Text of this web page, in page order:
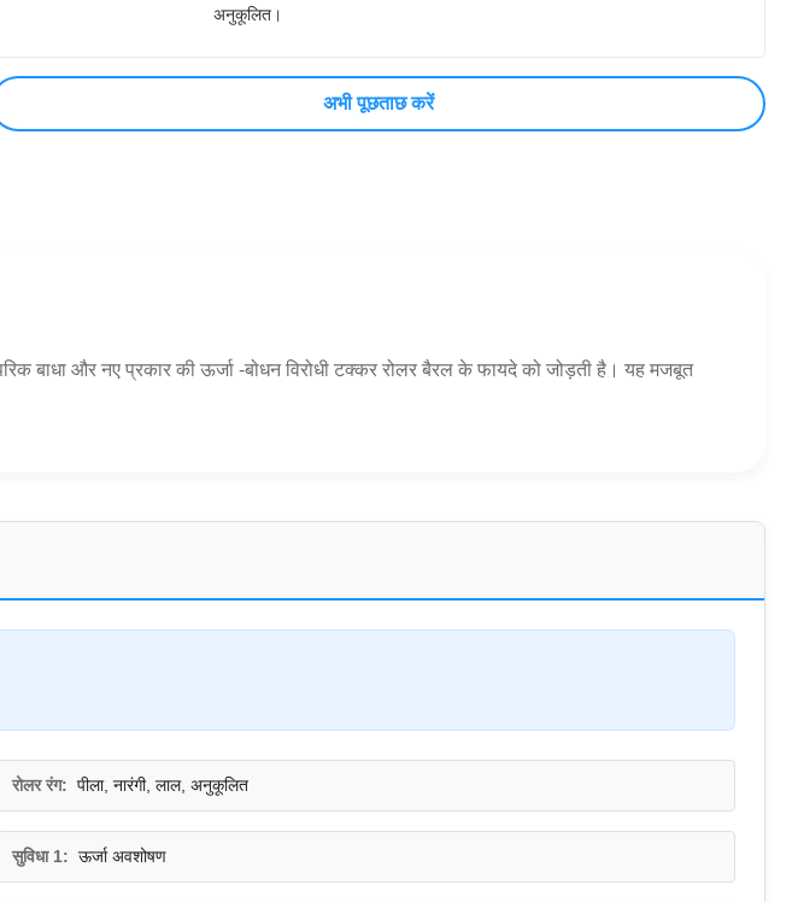
अनुकूलित।
अभी पूछताछ करें
बाधा और नए प्रकार की ऊर्जा -बोधन विरोधी टक्कर रोलर बैरल के फायदे को जोड़ती है। यह मजबूत
रोलर रंग: पीला, नारंगी, लाल, अनुकूलित
सुविधा 1: ऊर्जा अवशोषण